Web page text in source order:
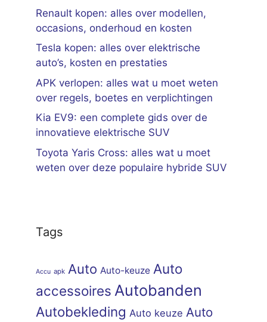
Renault kopen: alles over modellen,
occasions, onderhoud en kosten
Tesla kopen: alles over elektrische
auto’s, kosten en prestaties
APK verlopen: alles wat u moet weten
over regels, boetes en verplichtingen
Kia EV9: een complete gids over de
innovatieve elektrische SUV
Toyota Yaris Cross: alles wat u moet
weten over deze populaire hybride SUV
Tags
Accu apk Auto Auto-keuze Auto
accessoires Autobanden
Autobekleding Auto keuze Auto